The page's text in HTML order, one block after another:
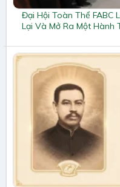
Đại Hội Toàn Thể FABC
Lại Và Mở Ra Một Hành